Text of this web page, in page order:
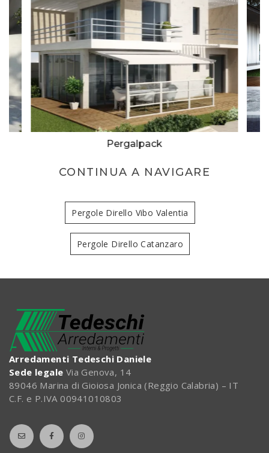
Pergalpack
CONTINUA A NAVIGARE
Pergole Dirello Vibo Valentia
Pergole Dirello Catanzaro
Arredamenti Tedeschi Daniele
Sede legale Via Genova, 14
89046 Marina di Gioiosa Jonica (Reggio Calabria) – IT
C.F. e P.IVA 00941010803